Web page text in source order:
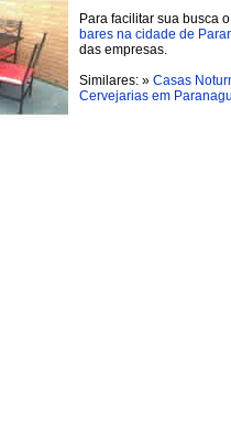
Para facilitar sua busca
bares na cidade de
das empresas.
Similares: » Casas
Cervejarias em